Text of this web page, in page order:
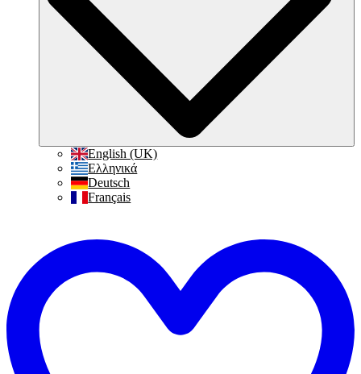
English (UK)
Ελληνικά
Deutsch
Français